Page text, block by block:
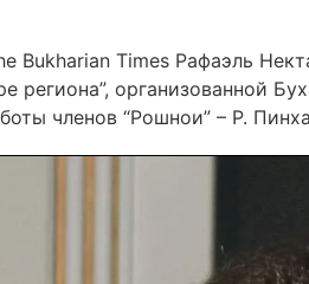
Bukharian Times Рафаэль
региона”, организованной
членов “Рошнои” – Р.